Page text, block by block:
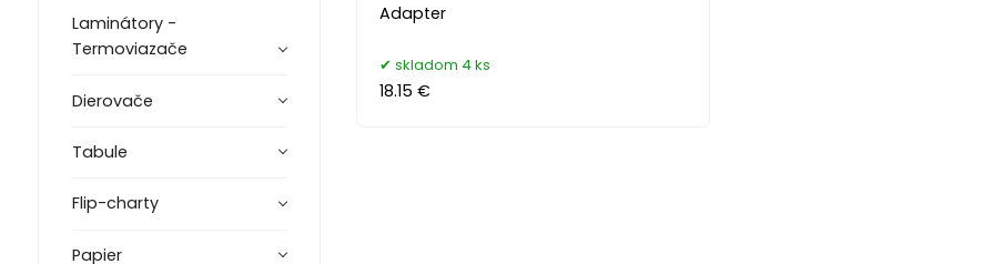
Laminátory -
Termoviazače
Dierovače
Tabule
Flip-charty
Papier
Adapter
skladom 4 ks
18.15 €